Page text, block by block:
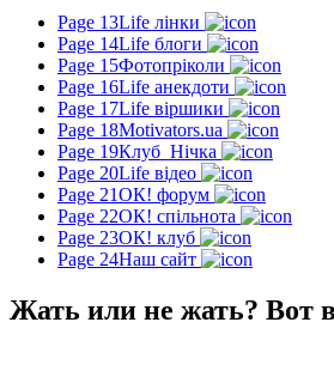
Page 13Life лінки
Page 14Life блоги
Page 15Фотопріколи
Page 16Life анекдоти
Page 17Life віршики
Page 18Motivators.ua
Page 19Клуб_Нічка
Page 20Life відео
Page 21ОК! форум
Page 22ОК! спільнота
Page 23ОК! клуб
Page 24Наш сайт
Жать или не жать? Вот